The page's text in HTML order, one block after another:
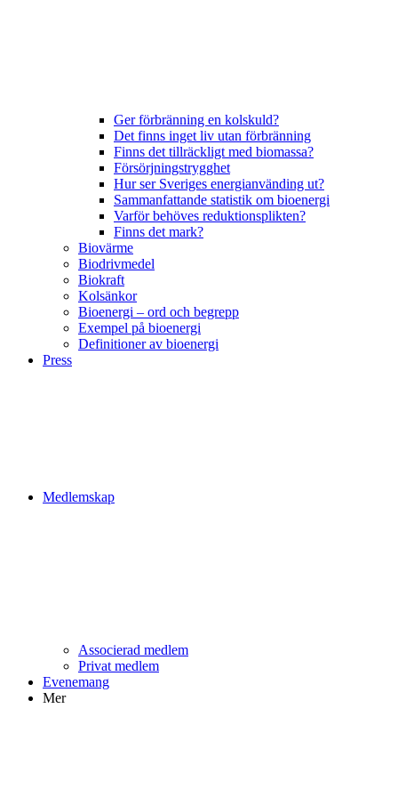
Ger förbränning en kolskuld?
Det finns inget liv utan förbränning
Finns det tillräckligt med biomassa?
Försörjningstrygghet
Hur ser Sveriges energianvänding ut?
Sammanfattande statistik om bioenergi
Varför behöves reduktionsplikten?
Finns det mark?
Biovärme
Biodrivmedel
Biokraft
Kolsänkor
Bioenergi – ord och begrepp
Exempel på bioenergi
Definitioner av bioenergi
Press
Medlemskap
Associerad medlem
Privat medlem
Evenemang
Mer